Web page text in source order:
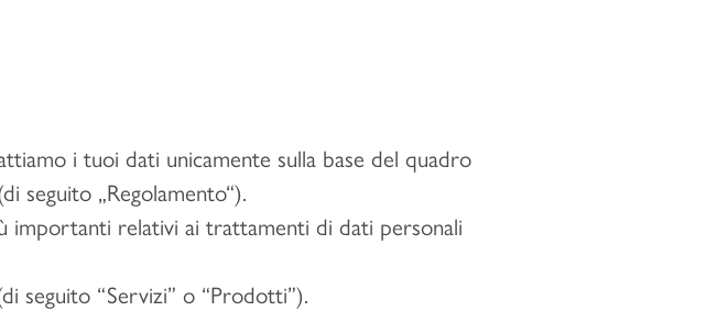
i tuoi dati unicamente sulla base del quadro
seguito „Regolamento“).
importanti relativi ai trattamenti di dati personali
seguito “Servizi” o “Prodotti”).